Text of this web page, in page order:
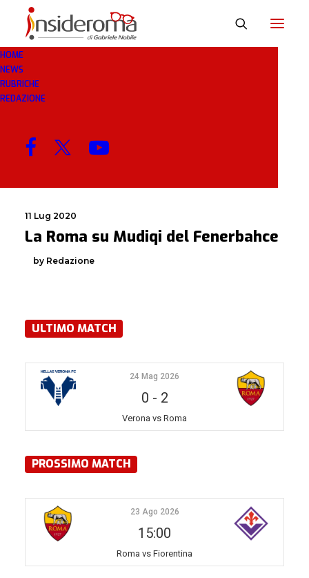
HOME
NEWS
RUBRICHE
REDAZIONE
MUDIQI
MENU
11 Lug 2020
La Roma su Mudiqi del Fenerbahce
by Redazione
ULTIMO MATCH
24 Mag 2026
0 - 2
Verona vs Roma
PROSSIMO MATCH
23 Ago 2026
15:00
Roma vs Fiorentina